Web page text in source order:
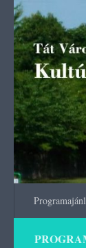
Skip to content